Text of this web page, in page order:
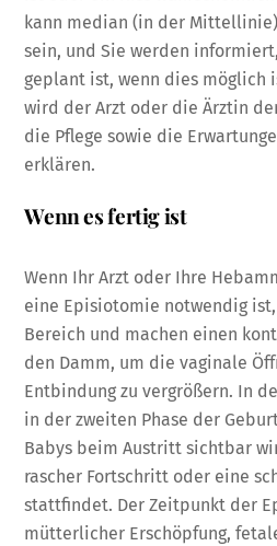
kann median (in der
sein, und Sie werden
geplant ist, wenn dies möglich
wird der Arzt oder die Ärztin
die Pflege sowie die
erklären.
Wenn es fertig ist
Wenn Ihr Arzt oder Ihre
eine Episiotomie notwendig
Bereich und machen einen
den Damm, um die vaginale
Entbindung zu vergrößern. In
in der zweiten Phase der
Babys beim Austritt sichtbar
rascher Fortschritt oder eine
stattfindet. Der Zeitpunkt der
mütterlicher Erschöpfung,